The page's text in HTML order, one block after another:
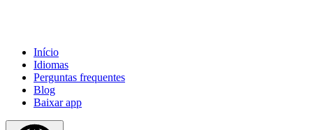
Início
Idiomas
Perguntas frequentes
Blog
Baixar app